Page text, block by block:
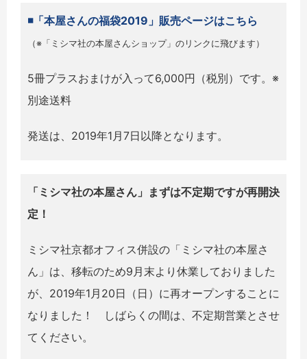
◾️「本屋さんの福袋2019」販売ページはこちら
（※「ミシマ社の本屋さんショップ」のリンクに飛びます）
5冊プラスおまけが入って6,000円（税別）です。※
別途送料
発送は、2019年1月7日以降となります。
「ミシマ社の本屋さん」まずは不定期ですが再開決
定！
ミシマ社京都オフィス併設の「ミシマ社の本屋さ
ん」は、移転のため9月末より休業しておりました
が、2019年1月20日（日）に再オープンすることに
なりました！ しばらくの間は、不定期営業とさせ
てください。